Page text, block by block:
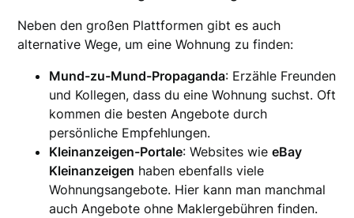
Neben den großen Plattformen gibt es auch
alternative Wege, um eine Wohnung zu finden:
Mund-zu-Mund-Propaganda: Erzähle Freunden
und Kollegen, dass du eine Wohnung suchst. Oft
kommen die besten Angebote durch
persönliche Empfehlungen.
Kleinanzeigen-Portale: Websites wieeBay
Kleinanzeigen haben ebenfalls viele
Wohnungsangebote. Hier kann man manchmal
auch Angebote ohne Maklergebühren finden.